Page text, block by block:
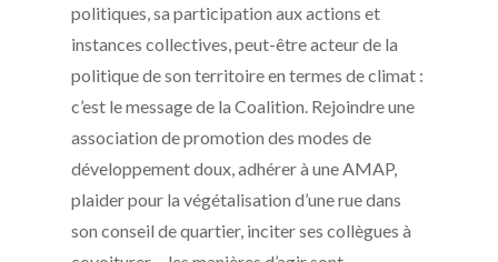
politiques, sa participation aux actions et
instances collectives, peut-être acteur de la
politique de son territoire en termes de climat :
c’est le message de la Coalition. Rejoindre une
association de promotion des modes de
développement doux, adhérer à une AMAP,
plaider pour la végétalisation d’une rue dans
son conseil de quartier, inciter ses collègues à